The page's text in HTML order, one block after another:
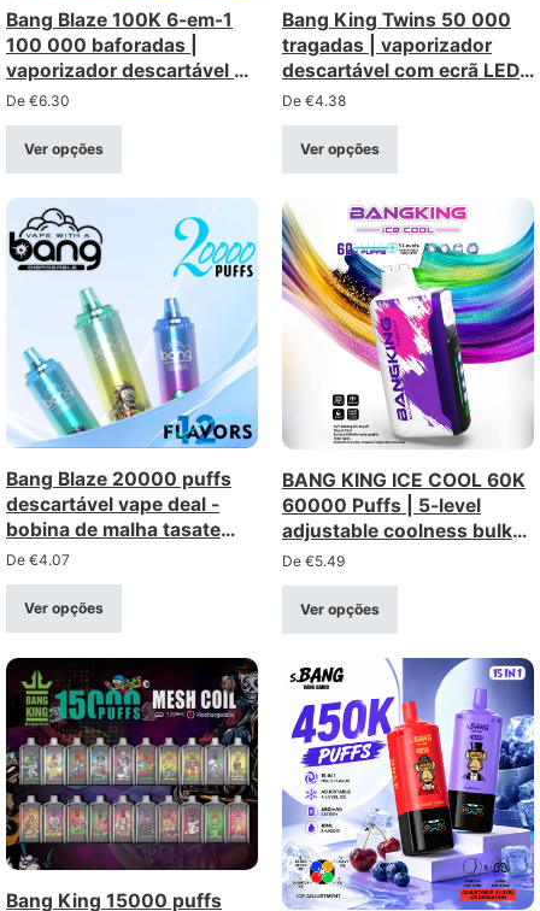
Bang Blaze 100K 6-em-1
100 000 baforadas |
vaporizador descartável a
granel com várias opções
De €6.30
Ver opções
Bang King Twins 50 000
tragadas | vaporizador
descartável com ecrã LED
de dupla opção – venda
por grosso
De €4.38
Ver opções
Bang Blaze 20000 puffs
descartável vape deal -
bobina de malha tasate
consistente, recarregável
De €4.07
Ver opções
BANG KING ICE COOL 60K
60000 Puffs | 5-level
adjustable coolness bulk
disposable vape
De €5.49
Ver opções
Bang King 15000 puffs